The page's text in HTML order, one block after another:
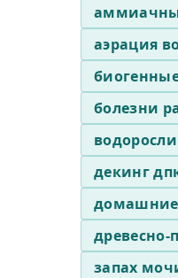
аэрация
болезни
декинг
запах